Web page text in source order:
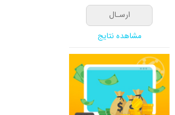
مشاهده نتایج